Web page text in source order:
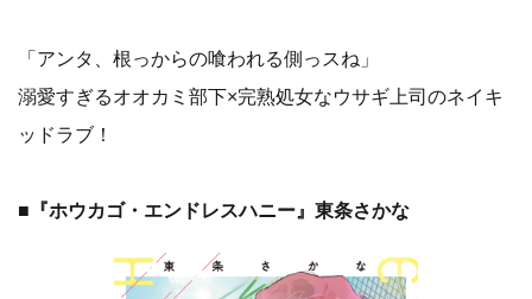
「アンタ、根っからの喰われる側っスね」
溺愛すぎるオオカミ部下×完熟処女なウサギ上司のネイキ
ッドラブ！
■『ホウカゴ・エンドレスハニー』東条さかな